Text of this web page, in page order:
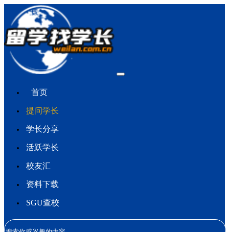
首页
提问学长
学长分享
活跃学长
校友汇
资料下载
SGU查校